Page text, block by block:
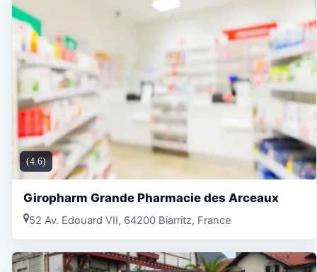
(4.6)
Giropharm Grande Pharmacie des Arceaux
52 Av. Edouard VII, 64200 Biarritz, France